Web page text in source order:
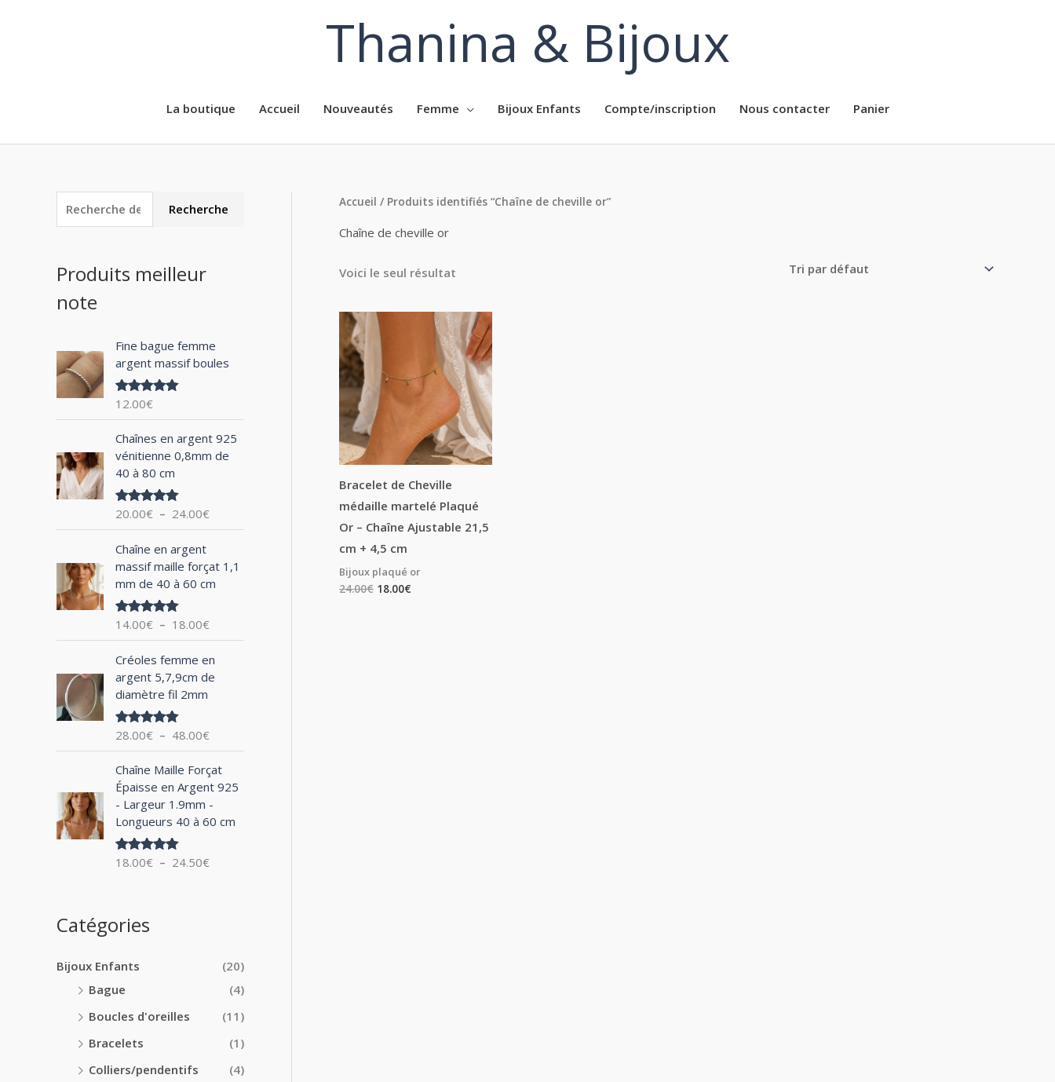
Thanina & Bijoux
La boutique Accueil Nouveautés Femme Bijoux Enfants Compte/inscription Nous contacter Panier
e
h
e
h
u
r
:
Recherche
Produits meilleur
note
Fine bague femme
argent massif boules
Note5.00
12.00€
Chaînes en argent 925
vénitienne 0,8mm de
40 à 80 cm
Note5.00
20.00€ – 24.00€
l
a
e
r
i
:
2
0
2
4
.
0
€
Chaîne en argent
massif maille forçat 1,1
mm de 40 à 60 cm
Note5.00
14.00€ – 18.00€
a
g
d
e
p
r
:
1
4
0
Créoles femme en
argent 5,7,9cm de
diamètre fil 2mm
Note5.00
28.00€ – 48.00€
l
a
d
e
p
r
i
x
:
Chaîne Maille Forçat
Épaisse en Argent 925
- Largeur 1.9mm -
Longueurs 40 à 60 cm
Note5.00
18.00€ – 24.50€
l
a
e
Catégories
Bijoux Enfants
(20)
Bague
(4)
Boucles d'oreilles
(11)
Bracelets
(1)
Colliers/pendentifs
(4)
Accueil / Produits identifiés “Chaîne de cheville or”
Chaîne de cheville or
Voici le seul résultat
Bracelet de Cheville
médaille martelé Plaqué
Or – Chaîne Ajustable 21,5
cm + 4,5 cm
Bijoux plaqué or
24.00€ 18.00€